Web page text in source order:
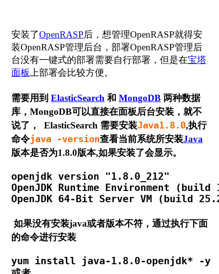
安装了OpenRASP后，想管理OpenRASP就得安
装OpenRASP管理后台，部署OpenRASP管理后
台没有一键式的部署需要自行部署，但是在宝塔
面板 上部署会比较方便。
需要用到 ElasticSearch 和 MongoDB 两种数据
库，MongoDB可以直接在面板后台安装，就不
说了， ElasticSearch 需要安装Java1.8.0,执行
命令java -version查看当前系统所安装Java
版本是否为1.8.0版本,如果安装了会显示。
openjdk version "1.8.0_212"
OpenJDK Runtime Environment (build
如果没有安装java或者版本不符，通过执行下面
的命令进行安装
yum install java-1.8.0-openjdk* -y